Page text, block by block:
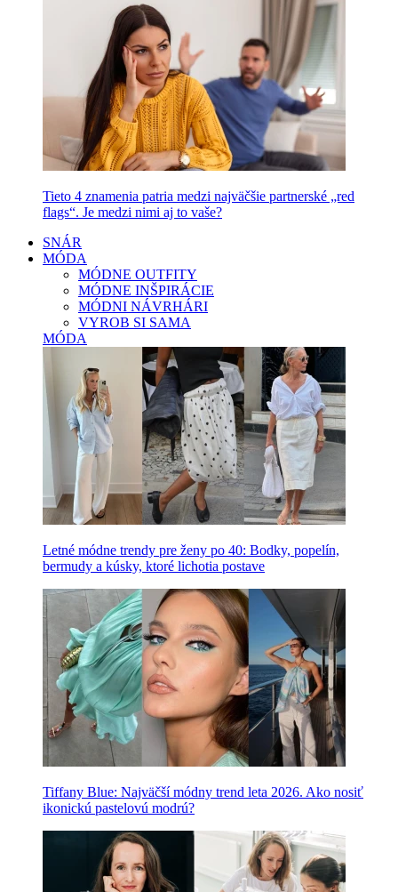
Tieto 4 znamenia patria medzi najväčšie partnerské „red
flags“. Je medzi nimi aj to vaše?
SNÁR
MÓDA
MÓDNE OUTFITY
MÓDNE INŠPIRÁCIE
MÓDNI NÁVRHÁRI
VYROB SI SAMA
MÓDA
Letné módne trendy pre ženy po 40: Bodky, popelín,
bermudy a kúsky, ktoré lichotia postave
Tiffany Blue: Najväčší módny trend leta 2026. Ako nosiť
ikonickú pastelovú modrú?